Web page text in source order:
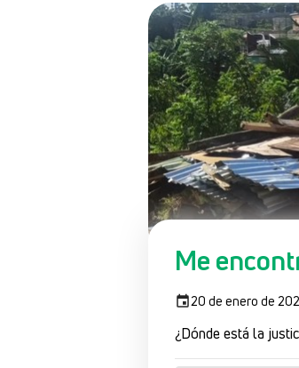
Me
20 de enero de
¿Dónde está la